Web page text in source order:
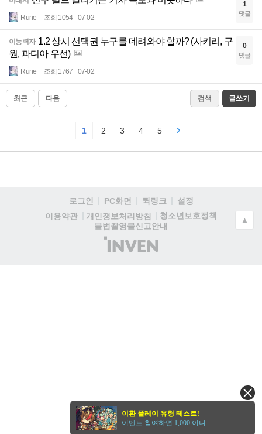
Rune 조회 1054 07-02
1
댓글
이능력자 1.2 상시 선택권 누구를 데려와야 할까? (사키리, 구
원, 파디아 우선)
Rune 조회 1767 07-02
0
댓글
최근 다음 검색 글쓰기
1 2 3 4 5
로그인 PC화면 퀵링크
설정
이용약관
개인정보처리방침
청소년보호정책
불법촬영물신고안내
(주)
인
▲
이환 플레이 유형 테스트!
이벤트 참여하면 1,000 이니